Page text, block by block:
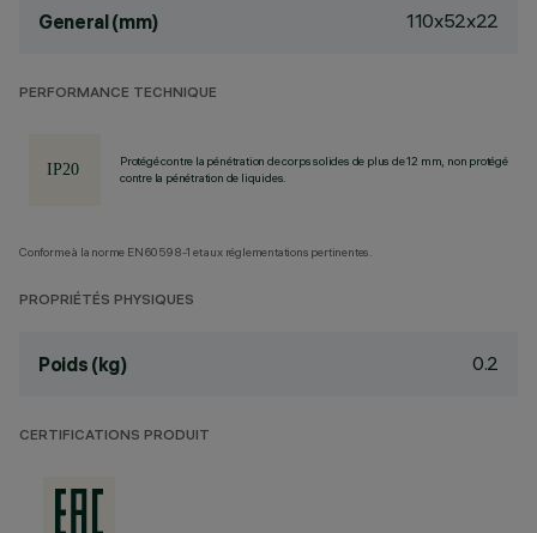
General (mm) 110x52x22
PERFORMANCE TECHNIQUE
Protégé contre la pénétration de corps solides de plus de 12 mm, non protégé
contre la pénétration de liquides.
Conforme à la norme EN60598-1 et aux réglementations pertinentes.
PROPRIÉTÉS PHYSIQUES
Poids (kg) 0.2
CERTIFICATIONS PRODUIT